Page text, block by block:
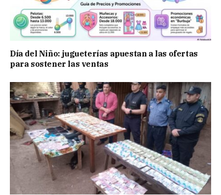
Día del Niño: jugueterías apuestan a las ofertas
para sostener las ventas